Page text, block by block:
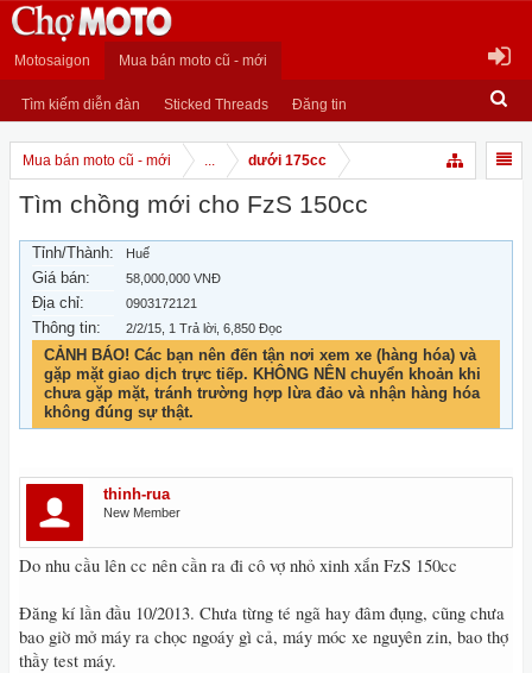
Motosaigon Mua bán moto cũ - mới
Tìm kiếm diễn đàn Sticked Threads Đăng tin
Mua bán moto cũ - mới ... dưới 175cc
Tìm chồng mới cho FzS 150cc
Tỉnh/Thành: Huế
Giá bán: 58,000,000 VNĐ
Địa chỉ: 0903172121
Thông tin: 2/2/15 , 1 Trả lời, 6,850 Đọc
CẢNH BÁO! Các bạn nên đến tận nơi xem xe (hàng hóa) và
gặp mặt giao dịch trực tiếp. KHÔNG NÊN chuyển khoản khi
chưa gặp mặt, tránh trường hợp lừa đảo và nhận hàng hóa
không đúng sự thật.
thinh-rua
New Member
Do nhu cầu lên cc nên cần ra đi cô vợ nhỏ xinh xắn FzS 150cc
Đăng kí lần đầu 10/2013. Chưa từng té ngã hay đâm đụng, cũng chưa
bao giờ mở máy ra chọc ngoáy gì cả, máy móc xe nguyên zin, bao thợ
thầy test máy.